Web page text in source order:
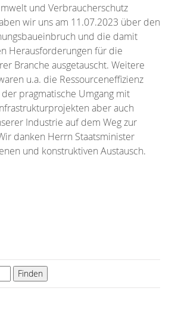
und Verbraucherschutz
wir uns am 11.07.2023 über den
und die damit
Herausforderungen für die
Branche ausgetauscht. Weitere
u.a. die Ressourceneffizienz
pragmatische Umgang mit
aber auch
Industrie auf dem Weg zur
danken Herrn Staatsminister
und konstruktiven Austausch.